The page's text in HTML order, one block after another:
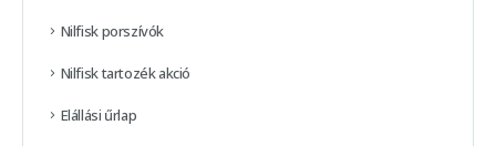
Nilfisk porszívók
Nilfisk tartozék akció
Elállási űrlap